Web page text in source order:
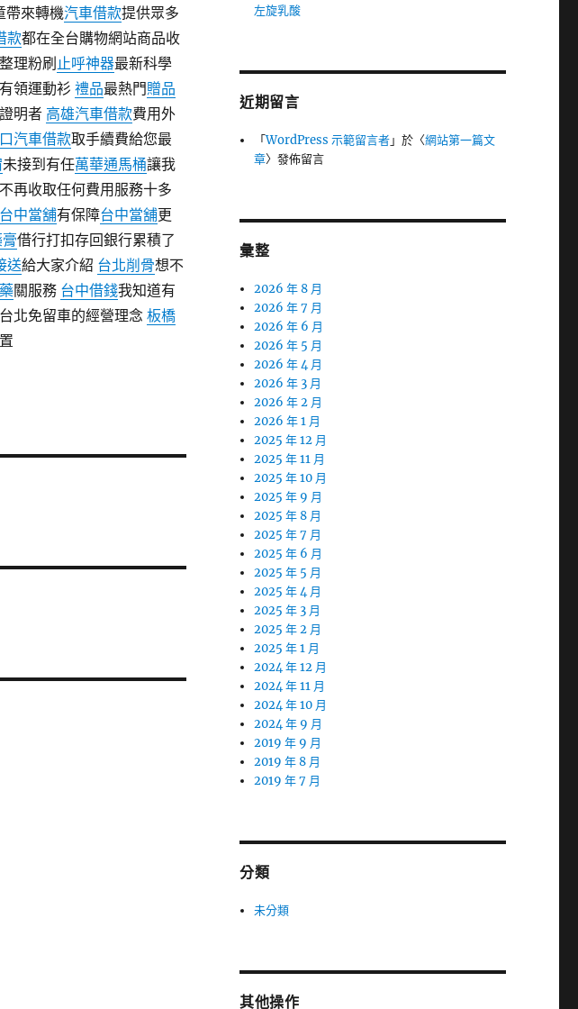
帶來轉機汽車借款提供眾多
款都在全台購物網站商品收
理粉刷 止呼神器最新科學
領運動衫 禮品最熱門贈品
明者 高雄汽車借款費用外
汽車借款取手續費給您最
未接到有任萬華通馬桶讓我
再收取任何費用服務十多
台中當舖有保障台中當舖更
借行打扣存回銀行累積了
送給大家介紹 台北削骨想不
關服務 台中借錢我知道有
北免留車的經營理念 板橋
左旋乳酸
近期留言
「WordPress 示範留言者」於〈網站第一篇文
章〉發佈留言
彙整
2026 年 8 月
2026 年 7 月
2026 年 6 月
2026 年 5 月
2026 年 4 月
2026 年 3 月
2026 年 2 月
2026 年 1 月
2025 年 12 月
2025 年 11 月
2025 年 10 月
2025 年 9 月
2025 年 8 月
2025 年 7 月
2025 年 6 月
2025 年 5 月
2025 年 4 月
2025 年 3 月
2025 年 2 月
2025 年 1 月
2024 年 12 月
2024 年 11 月
2024 年 10 月
2024 年 9 月
2019 年 9 月
2019 年 8 月
2019 年 7 月
分類
未分類
其他操作